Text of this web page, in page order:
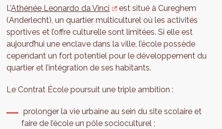
L’Athénée Leonardo da Vinci
est situé à Cureghem
(Anderlecht), un quartier multiculturel où les activités
sportives et l’offre culturelle sont limitées. Si elle est
aujourd’hui une enclave dans la ville, l’école possède
cependant un fort potentiel pour le développement du
quartier et l’intégration de ses habitants.
Le Contrat École poursuit une triple ambition :
prolonger la vie urbaine au sein du site scolaire et
faire de l’école un pôle socioculturel ;